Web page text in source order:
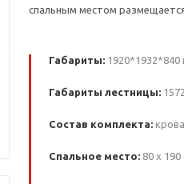
спальным местом
Габариты: 1920*1932*840
Габариты лестницы:
Состав комплекта:
Спальное место: 80 х 190